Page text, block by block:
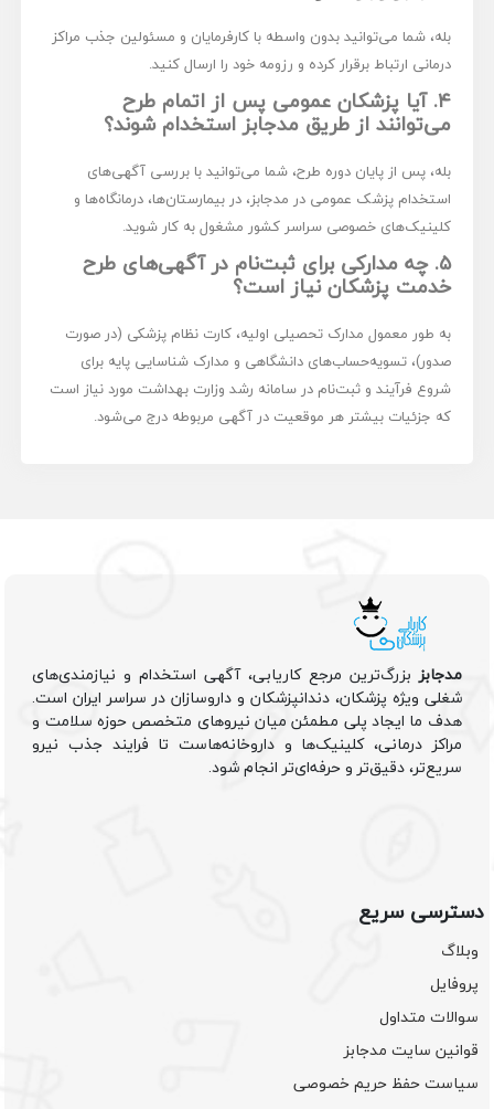
بله، شما می‌توانید بدون واسطه با کارفرمایان و مسئولین جذب مراکز
درمانی ارتباط برقرار کرده و رزومه خود را ارسال کنید.
۴. آیا پزشکان عمومی پس از اتمام طرح
می‌توانند از طریق مدجابز استخدام شوند؟
بله، پس از پایان دوره طرح، شما می‌توانید با بررسی آگهی‌های
استخدام پزشک عمومی در مدجابز، در بیمارستان‌ها، درمانگاه‌ها و
کلینیک‌های خصوصی سراسر کشور مشغول به کار شوید.
۵. چه مدارکی برای ثبت‌نام در آگهی‌های طرح
خدمت پزشکان نیاز است؟
به طور معمول مدارک تحصیلی اولیه، کارت نظام پزشکی (در صورت
صدور)، تسویه‌حساب‌های دانشگاهی و مدارک شناسایی پایه برای
شروع فرآیند و ثبت‌نام در سامانه رشد وزارت بهداشت مورد نیاز است
که جزئیات بیشتر هر موقعیت در آگهی مربوطه درج می‌شود.
مدجابزبزرگ‌ترین مرجع کاریابی، آگهی استخدام و نیازمندی‌های
شغلی ویژه پزشکان، دندانپزشکان و داروسازان در سراسر ایران است.
هدف ما ایجاد پلی مطمئن میان نیروهای متخصص حوزه سلامت و
مراکز درمانی، کلینیک‌ها و داروخانه‌هاست تا فرایند جذب نیرو
سریع‌تر، دقیق‌تر و حرفه‌ای‌تر انجام شود.
دسترسی سریع
وبلاگ
پروفایل
سوالات متداول
قوانین سایت مدجابز
سیاست حفظ حریم خصوصی